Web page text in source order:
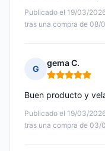
Publicado el 19/03/
tras una compra de 08/
G
gema C.
Nota: 5 de 5
Publicado el 19/03/
tras una compra de 03/
Buen producto y